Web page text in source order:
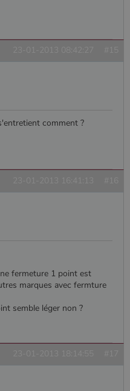
comment ?
fermeture 1 point est
marques avec fermture
semble léger non ?